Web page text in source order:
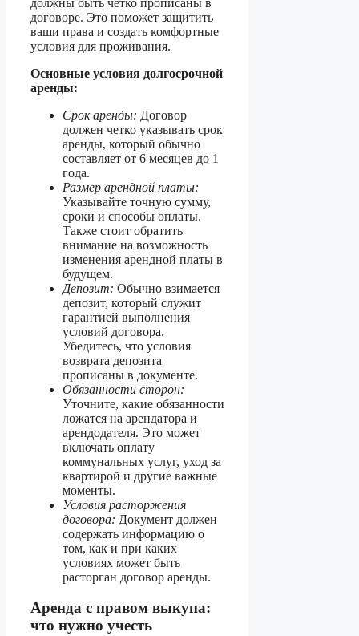
договоре. Это поможет защитить
ваши права и создать комфортные
условия для проживания.
Основные условия долгосрочной
аренды:
Срок аренды: Договор
должен четко указывать срок
аренды, который обычно
составляет от 6 месяцев до 1
года.
Размер арендной платы:
Указывайте точную сумму,
сроки и способы оплаты.
Также стоит обратить
внимание на возможность
изменения арендной платы в
будущем.
Депозит: Обычно взимается
депозит, который служит
гарантией выполнения
условий договора.
Убедитесь, что условия
возврата депозита
прописаны в документе.
Обязанности сторон:
Уточните, какие обязанности
ложатся на арендатора и
арендодателя. Это может
включать оплату
коммунальных услуг, уход за
квартирой и другие важные
моменты.
Условия расторжения
договора: Документ должен
содержать информацию о
том, как и при каких
условиях может быть
расторган договор аренды.
Аренда с правом выкупа:
что нужно учесть